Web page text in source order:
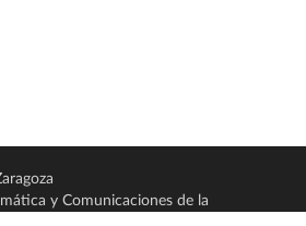
y Comunicaciones de la